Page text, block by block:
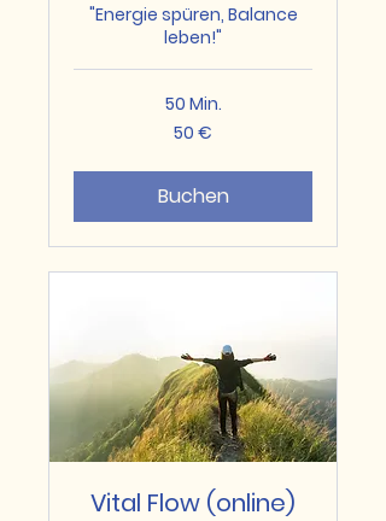
"Energie spüren, Balance
leben!"
50 Min.
50 €
Buchen
Vital Flow (online)